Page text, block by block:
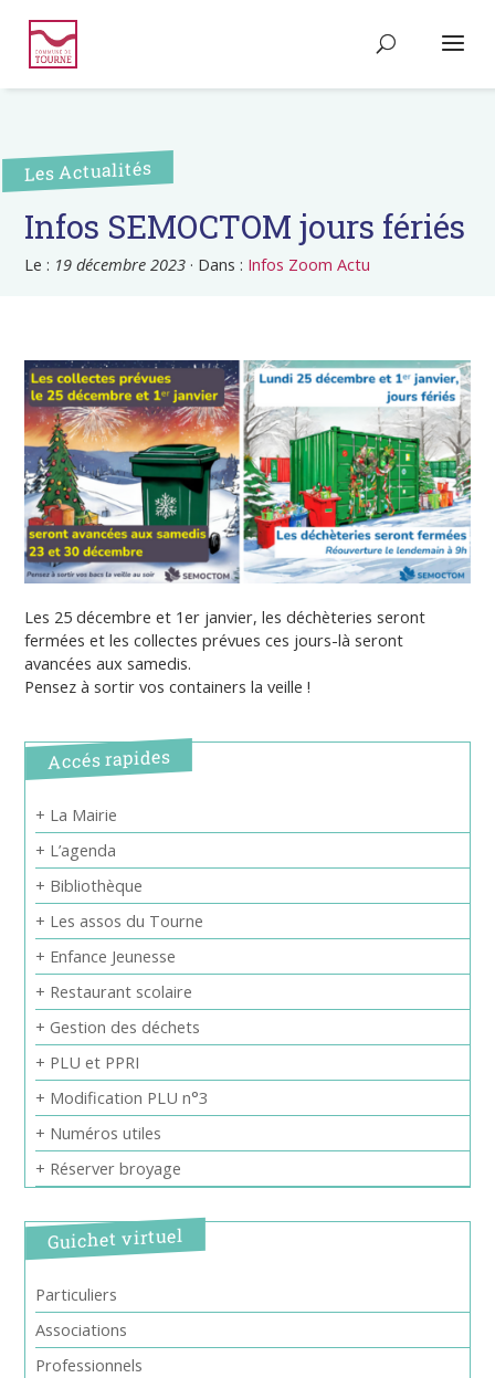
Les Actualités
Infos SEMOCTOM jours fériés
Le : 19 décembre 2023 · Dans : Infos Zoom Actu
Les 25 décembre et 1er janvier, les déchèteries seront
fermées et les collectes prévues ces jours-là seront
avancées aux samedis.
Pensez à sortir vos containers la veille !
Accés rapides
+ La Mairie
+ L’agenda
+ Bibliothèque
+ Les assos du Tourne
+ Enfance Jeunesse
+ Restaurant scolaire
+ Gestion des déchets
+ PLU et PPRI
+ Modification PLU n°3
+ Numéros utiles
+ Réserver broyage
Guichet virtuel
Particuliers
Associations
Professionnels